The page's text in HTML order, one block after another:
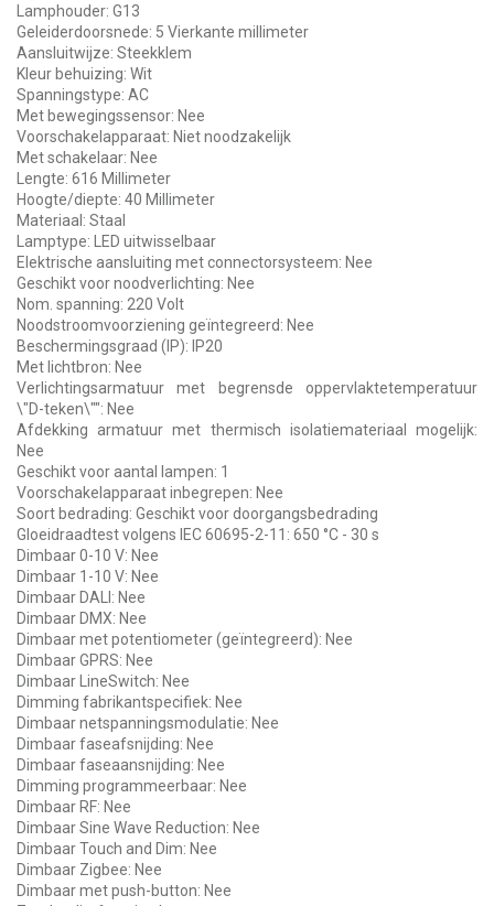
Lamphouder: G13
Geleiderdoorsnede: 5 Vierkante millimeter
Aansluitwijze: Steekklem
Kleur behuizing: Wit
Spanningstype: AC
Met bewegingssensor: Nee
Voorschakelapparaat: Niet noodzakelijk
Met schakelaar: Nee
Lengte: 616 Millimeter
Hoogte/diepte: 40 Millimeter
Materiaal: Staal
Lamptype: LED uitwisselbaar
Elektrische aansluiting met connectorsysteem: Nee
Geschikt voor noodverlichting: Nee
Nom. spanning: 220 Volt
Noodstroomvoorziening geïntegreerd: Nee
Beschermingsgraad (IP): IP20
Met lichtbron: Nee
Verlichtingsarmatuur met begrensde oppervlaktetemperatuur
\"D-teken\"": Nee
Afdekking armatuur met thermisch isolatiemateriaal mogelijk:
Nee
Geschikt voor aantal lampen: 1
Voorschakelapparaat inbegrepen: Nee
Soort bedrading: Geschikt voor doorgangsbedrading
Gloeidraadtest volgens IEC 60695-2-11: 650 °C - 30 s
Dimbaar 0-10 V: Nee
Dimbaar 1-10 V: Nee
Dimbaar DALI: Nee
Dimbaar DMX: Nee
Dimbaar met potentiometer (geïntegreerd): Nee
Dimbaar GPRS: Nee
Dimbaar LineSwitch: Nee
Dimming fabrikantspecifiek: Nee
Dimbaar netspanningsmodulatie: Nee
Dimbaar faseafsnijding: Nee
Dimbaar faseaansnijding: Nee
Dimming programmeerbaar: Nee
Dimbaar RF: Nee
Dimbaar Sine Wave Reduction: Nee
Dimbaar Touch and Dim: Nee
Dimbaar Zigbee: Nee
Dimbaar met push-button: Nee